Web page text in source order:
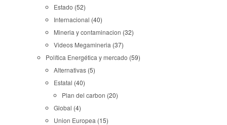
Estado (52)
Internacional (40)
Mineria y contaminacion (32)
Videos Megamineria (37)
Política Energética y mercado (59)
Alternativas (5)
Estatal (40)
Plan del carbon (20)
Global (4)
Union Europea (15)